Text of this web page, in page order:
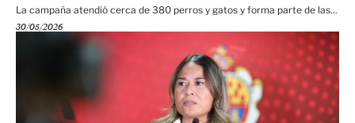
La campaña atendió cerca de 380 perros y gatos y forma parte de las...
30/05/2026